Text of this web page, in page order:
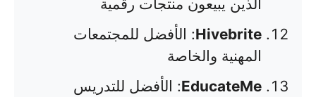
الذين يبيعون منتجات رقمية
Hivebrite: الأفضل للمجتمعات
المهنية والخاصة
EducateMe: الأفضل للتدريس